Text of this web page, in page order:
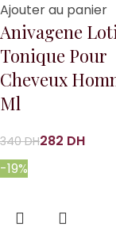
Ajouter au panier
Anivagene
Tonique Pour
Cheveux
Ml
340DH282 DH
-19%